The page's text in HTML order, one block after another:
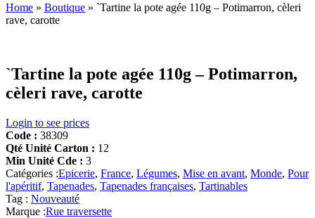
Home » Boutique » `Tartine la pote agée 110g – Potimarron, cèleri
rave, carotte
`Tartine la pote agée 110g – Potimarron,
cèleri rave, carotte
Login to see prices
Code : 38309
Qté Unité Carton : 12
Min Unité Cde : 3
Catégories :Epicerie, France, Légumes, Mise en avant, Monde, Pour
l'apéritif, Tapenades, Tapenades françaises, Tartinables
Tag : Nouveauté
Marque :Rue traversette